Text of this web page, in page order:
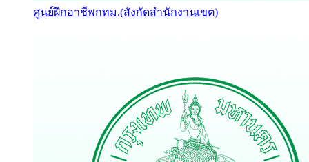
ศูนย์ฝึกอาชีพกทม.(สังกัดสำนักงานเขต)